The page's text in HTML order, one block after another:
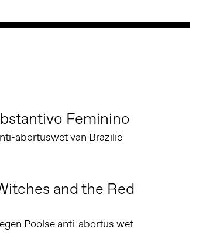
Feminino
abortuswet van Brazilië
and the Red
Poolse anti-abortus wet